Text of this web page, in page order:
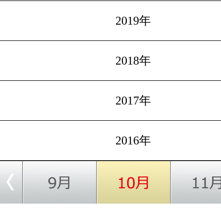
2019年
2018年
2017年
2016年